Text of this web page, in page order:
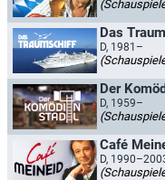
Das
D, 1981–
Der
D, 1959–
Café
D,